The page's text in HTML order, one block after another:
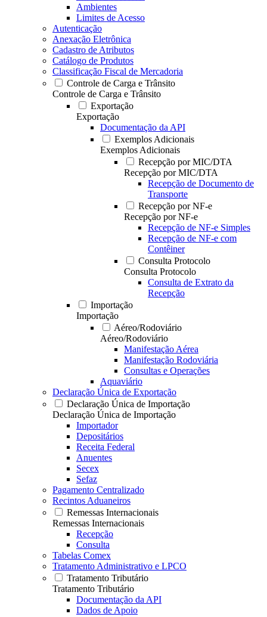
Ambientes
Limites de Acesso
Autenticação
Anexação Eletrônica
Cadastro de Atributos
Catálogo de Produtos
Classificação Fiscal de Mercadoria
Controle de Carga e Trânsito
Controle de Carga e Trânsito
Exportação
Exportação
Documentação da API
Exemplos Adicionais
Exemplos Adicionais
Recepção por MIC/DTA
Recepção por MIC/DTA
Recepção de Documento de
Transporte
Recepção por NF-e
Recepção por NF-e
Recepção de NF-e Simples
Recepção de NF-e com
Contêiner
Consulta Protocolo
Consulta Protocolo
Consulta de Extrato da
Recepção
Importação
Importação
Aéreo/Rodoviário
Aéreo/Rodoviário
Manifestação Aérea
Manifestação Rodoviária
Consultas e Operações
Aquaviário
Declaração Única de Exportação
Declaração Única de Importação
Declaração Única de Importação
Importador
Depositários
Receita Federal
Anuentes
Secex
Sefaz
Pagamento Centralizado
Recintos Aduaneiros
Remessas Internacionais
Remessas Internacionais
Recepção
Consulta
Tabelas Comex
Tratamento Administrativo e LPCO
Tratamento Tributário
Tratamento Tributário
Documentação da API
Dados de Apoio